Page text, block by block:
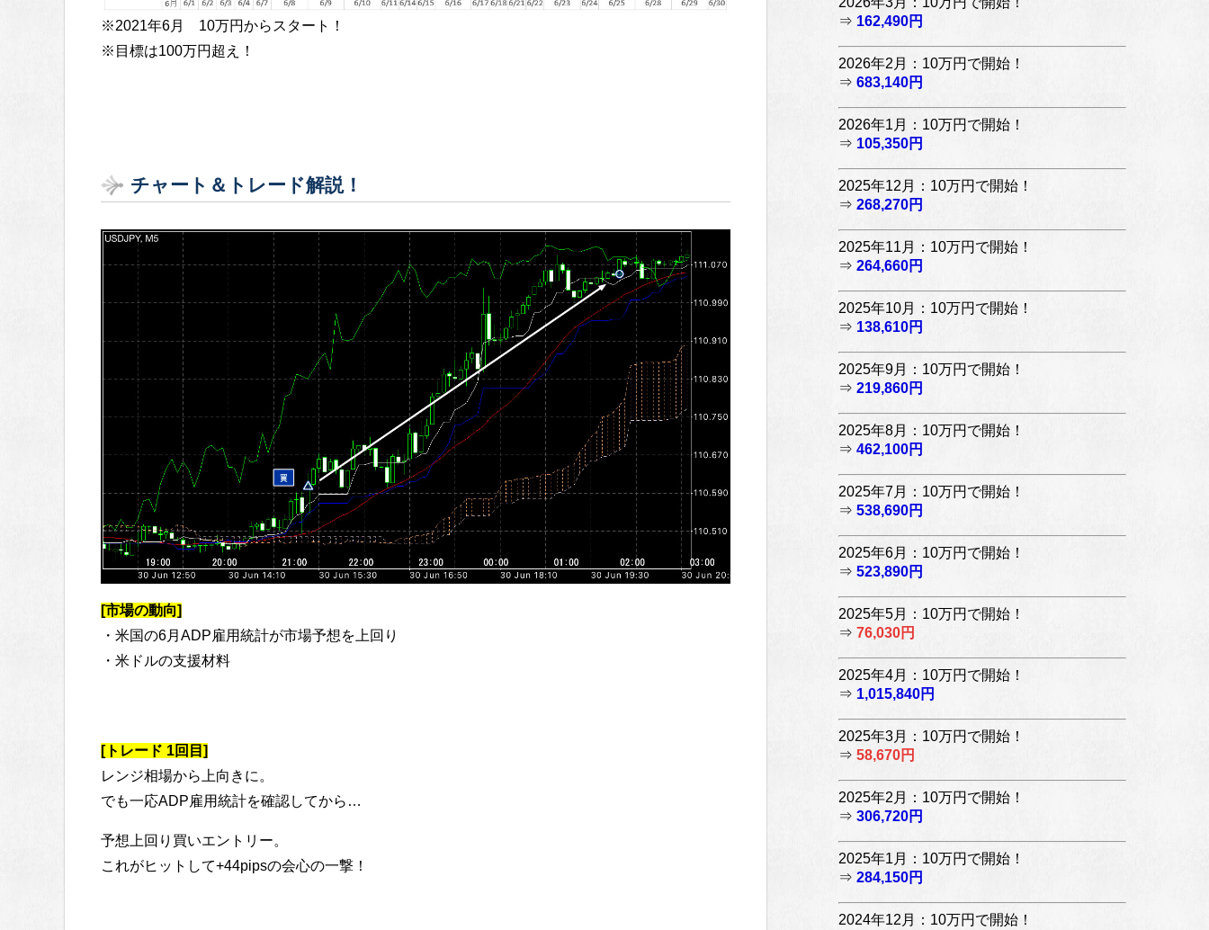
※2021年6月 10万円からスタート！
※目標は100万円超え！
チャート＆トレード解説！
[市場の動向]
・米国の6月ADP雇用統計が市場予想を上回り
・米ドルの支援材料
[トレード 1回目]
レンジ相場から上向きに。
でも一応ADP雇用統計を確認してから…
予想上回り買いエントリー。
これがヒットして+44pipsの会心の一撃！
⇒ 162,490円
2026年2月：10万円で開始！
⇒ 683,140円
2026年1月：10万円で開始！
⇒ 105,350円
2025年12月：10万円で開始！
⇒ 268,270円
2025年11月：10万円で開始！
⇒ 264,660円
2025年10月：10万円で開始！
⇒ 138,610円
2025年9月：10万円で開始！
⇒ 219,860円
2025年8月：10万円で開始！
⇒ 462,100円
2025年7月：10万円で開始！
⇒ 538,690円
2025年6月：10万円で開始！
⇒ 523,890円
2025年5月：10万円で開始！
⇒ 76,030円
2025年4月：10万円で開始！
⇒ 1,015,840円
2025年3月：10万円で開始！
⇒ 58,670円
2025年2月：10万円で開始！
⇒ 306,720円
2025年1月：10万円で開始！
⇒ 284,150円
2024年12月：10万円で開始！